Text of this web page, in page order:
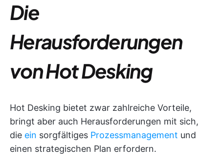
Die
Herausforderungen
von Hot Desking
Hot Desking bietet zwar zahlreiche Vorteile,
bringt aber auch Herausforderungen mit sich,
die ein sorgfältiges Prozessmanagement und
einen strategischen Plan erfordern.